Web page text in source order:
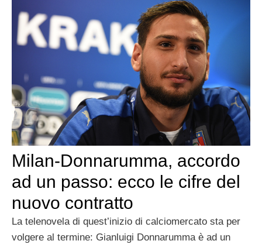
Milan-Donnarumma, accordo
ad un passo: ecco le cifre del
nuovo contratto
La telenovela di quest’inizio di calciomercato sta per
volgere al termine: Gianluigi Donnarumma è ad un